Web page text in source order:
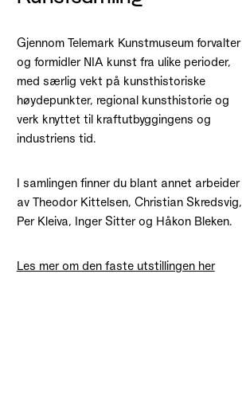
Gjennom Telemark Kunstmuseum forvalter
og formidler NIA kunst fra ulike perioder,
med særlig vekt på kunsthistoriske
høydepunkter, regional kunsthistorie og
verk knyttet til kraftutbyggingens og
industriens tid.
I samlingen finner du blant annet arbeider
av Theodor Kittelsen, Christian Skredsvig,
Per Kleiva, Inger Sitter og Håkon Bleken.
Les mer om den faste utstillingen her